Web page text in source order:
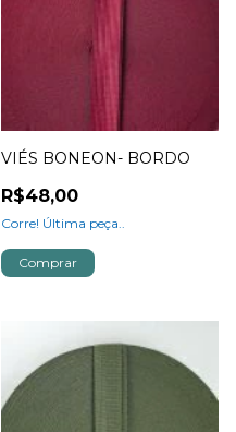
VIÉS BONEON- BORDO
R$48,00
Corre! Última peça..
Comprar